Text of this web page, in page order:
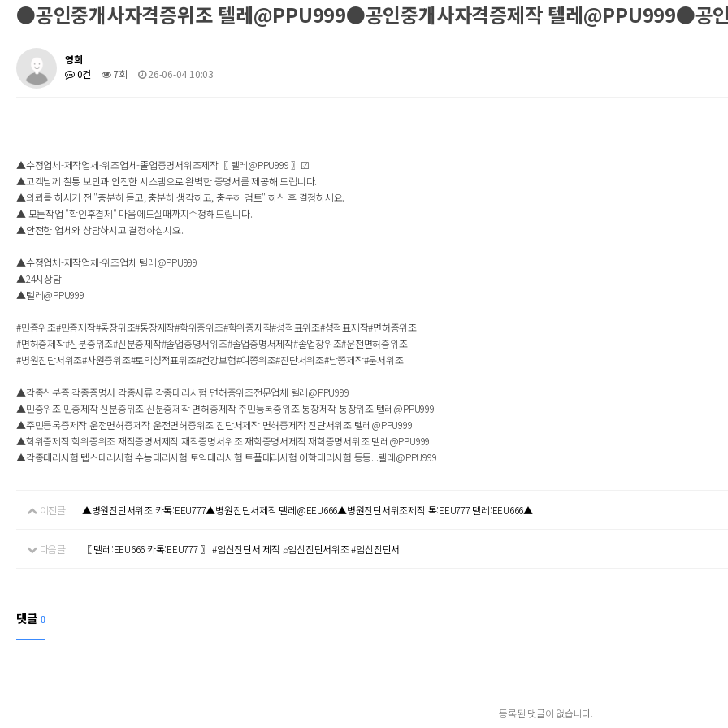
●공인중개사자격증위조 텔레@PPU999●공인중개사자격증제작 텔레@PPU999●공
영희
0건
7회 26-06-04 10:03
▲수정업체-제작업체-위조업체-졸업증명서위조제작〖 텔레@PPU999 〗☑
▲고객님께 철통 보안과 안전한 시스템으로 완벽한 증명서를 제공해 드립니다.
▲의뢰를 하시기 전 "충분히 듣고, 충분히 생각하고, 충분히 검토" 하신 후 결정하세요.
▲ 모든작업 "확인후결제" 마음에드실때까지수정해드립니다.
▲안전한 업체와 상담하시고 결정하십시요.
▲수정업체-제작업체-위조업체 텔레@PPU999
▲24시상담
▲텔레@PPU999
#민증위조#민증제작#통장위조#통장제작#학위증위조#학위증제작#성적표위조#성적표제작#면허증위조
#면허증제작#신분증위조#신분증제작#졸업증명서위조#졸업증명서제작#졸업장위조#운전면허증위조
#병원진단서위조#사원증위조#토익성적표위조#건강보험#여쯩위조#진단서위조#남쯩제작#문서위조
▲각종신분증 각종증명서 각종서류 각종대리시험 면허증위조전문업체 텔레@PPU999
▲민증위조 민증제작 신분증위조 신분증제작 면허증제작 주민등록증위조 통장제작 통장위조 텔레@PPU999
▲주민등록증제작 운전면허증제작 운전면허증위조 진단서제작 면허증제작 진단서위조 텔레@PPU999
▲학위증제작 학위증위조 재직증명서제작 재직증명서위조 재학증명서제작 재학증명서위조 텔레@PPU999
▲각종대리시험 텝스대리시험 수능대리시험 토익대리시험 토플대리시험 어학대리시험 등등...텔레@PPU999
이전글 ▲병원진단서위조 카톡:EEU777▲병원진단서제작 텔레@EEU666▲병원진단서위조제작 톡:EEU777 텔레:EEU666▲
다음글 〖 텔레:EEU666 카톡:EEU777 〗 #임신진단서 제작 ⌕임신진단서위조 #임신진단서
댓글 0
등록된 댓글이 없습니다.